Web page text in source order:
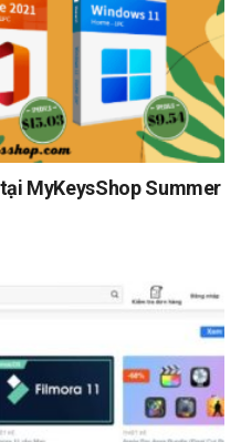
MyKeysShop Summer